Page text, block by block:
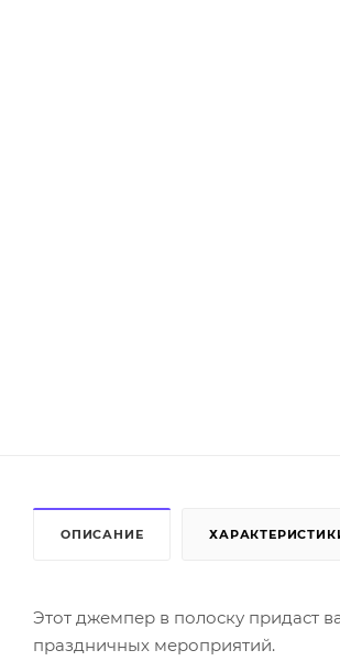
ОПИСАНИЕ
Этот джемпер в полоску придаст
праздничных мероприятий.